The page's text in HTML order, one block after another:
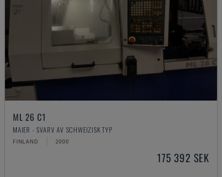
ML 26 C1
MAIER - SVARV AV SCHWEIZISK TYP
FINLAND 2000
175 392 SEK